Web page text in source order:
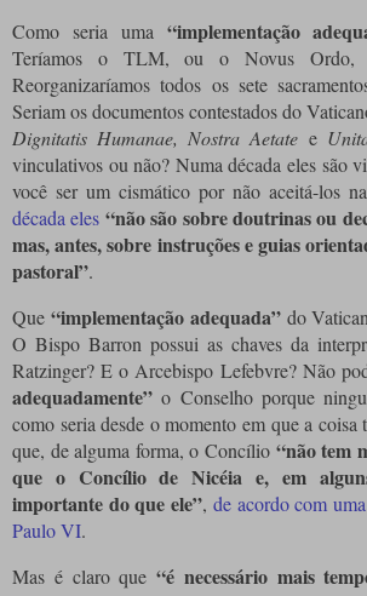
Como seria uma “implementação
Teríamos o TLM, ou o Novus Ordo,
Reorganizaríamos todos os sete
Seriam os documentos contestados do
Dignitatis Humanae, Nostra Aetate e
vinculativos ou não? Numa década eles são
você ser um cismático por não aceitá-los
década eles “não são sobre doutrinas ou
mas, antes, sobre instruções e guias
pastoral”.
Que “implementação adequada”do
O Bispo Barron possui as chaves da
Ratzinger?E o Arcebispo Lefebvre? Não
adequadamente” o Conselho porque
como seria desde o momento em que a coisa
que, de alguma forma, o Concílio “não tem
que o Concílio de Nicéia e, em
importante do que ele”, de acordo com
Paulo VI.
Mas é claro que“é necessário mais